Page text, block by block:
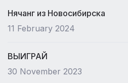
Нячанг из Новосибирска
11 February 2024
ВЫИГРАЙ
30 November 2023